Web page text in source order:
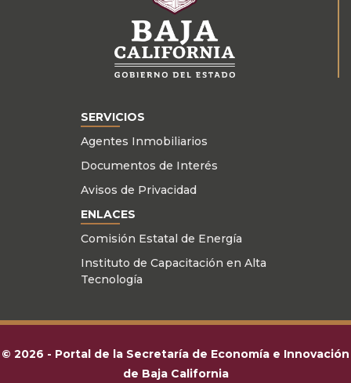
Revalidación
Persona Moral
Reposición
Padrón
Estatal
expediente (documentos
y solicitud)
Una vez llenada la solicitud, adjuntar toda la
SERVICIOS
Agentes Inmobiliarios
Documentos de Interés
Avisos de Privacidad
ENLACES
Comisión Estatal de Energía
Instituto de Capacitación en Alta
Tecnología
© 2026 - Portal de la Secretaría de Economía e Innovación
de Baja California